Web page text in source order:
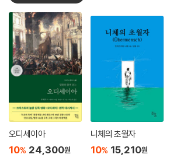
오디세이아
10% 24,300원
니체의 초월자
10% 15,210원